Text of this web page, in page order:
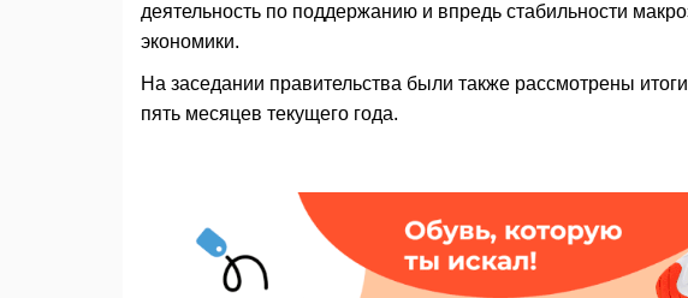
деятельность по поддержанию и впредь стабильности
экономики.
На заседании правительства были также рассмотрены
пять месяцев текущего года.